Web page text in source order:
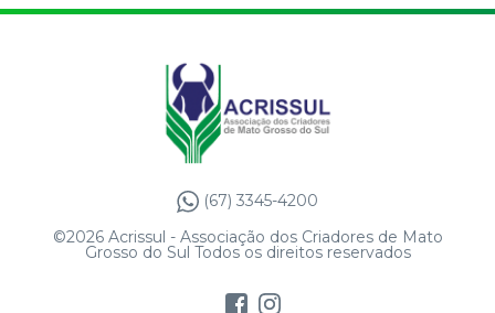
(67) 3345-4200
©2026 Acrissul - Associação dos Criadores de Mato
Grosso do Sul Todos os direitos reservados